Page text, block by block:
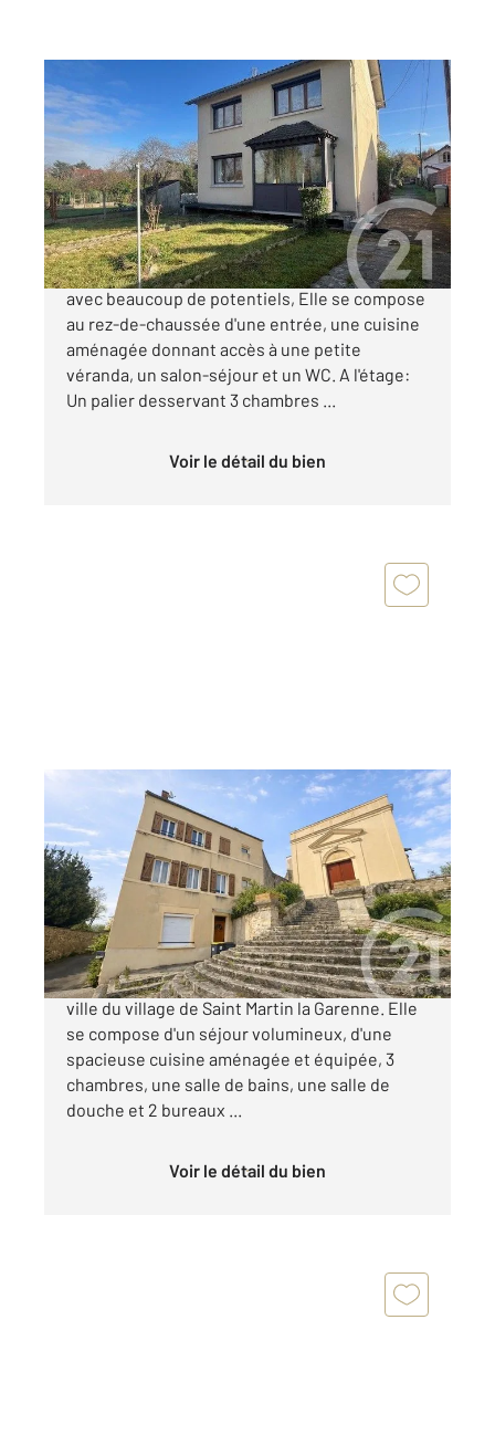
ROSNY SUR SEINE 78
100 m , 4 pièces
Ref : 5463
Maison à vendre
215 000 €
Nous vous proposons cette charmante maison
avec beaucoup de potentiels, Elle se compose
au rez-de-chaussée d'une entrée, une cuisine
aménagée donnant accès à une petite
véranda, un salon-séjour et un WC. A l'étage:
Un palier desservant 3 chambres ...
Voir le détail du bien
ST MARTIN LA GARENNE 78
157 m
, 7 pièces
Ref : 5654
Maison à vendre
239 900 €
Charmante maison atypique située en centre-
ville du village de Saint Martin la Garenne. Elle
se compose d'un séjour volumineux, d'une
spacieuse cuisine aménagée et équipée, 3
chambres, une salle de bains, une salle de
douche et 2 bureaux ...
Voir le détail du bien